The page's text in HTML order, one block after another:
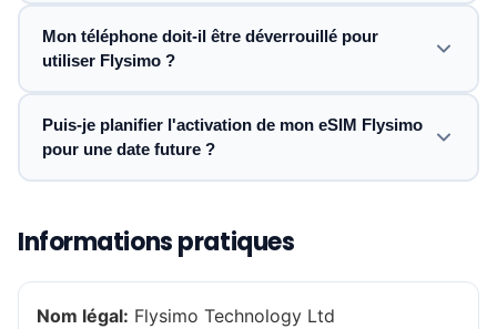
Mon téléphone doit-il être déverrouillé pour
utiliser Flysimo ?
Puis-je planifier l'activation de mon eSIM Flysimo
pour une date future ?
Informations pratiques
Nom légal: Flysimo Technology Ltd